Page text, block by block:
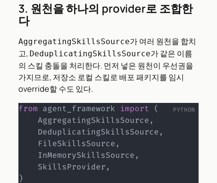
3. 원천을 하나의 provider로 조합한
다
AggregatingSkillsSource가 여러 원천을 합치
고, DeduplicatingSkillsSource가 같은 이름
의 스킬 충돌을 처리한다. 먼저 넣은 원천이 우선권을
가지므로, 저장소 로컬 스킬로 배포 패키지를 임시
override할 수도 있다.
from agent_framework import
(
    AggregatingSkillsSource
,
    DeduplicatingSkillsSource
,
    FileSkillsSource
,
    InMemorySkillsSource
,
    SkillsProvider
,
)